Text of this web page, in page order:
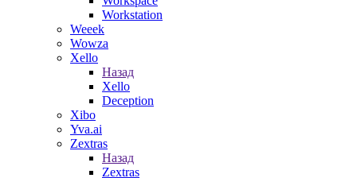
Workstation
Weeek
Wowza
Xello
Назад
Xello
Deception
Xibo
Yva.ai
Zextras
Назад
Zextras